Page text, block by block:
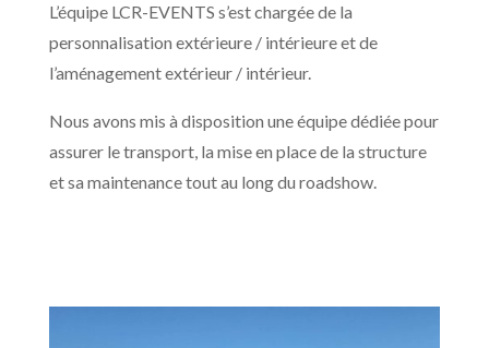
L’équipe LCR-EVENTS s’est chargée de la
personnalisation extérieure / intérieure et de
l’aménagement extérieur / intérieur.
Nous avons mis à disposition une équipe dédiée pour
assurer le transport, la mise en place de la structure
et sa maintenance tout au long du roadshow.